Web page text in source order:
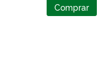
Comprar